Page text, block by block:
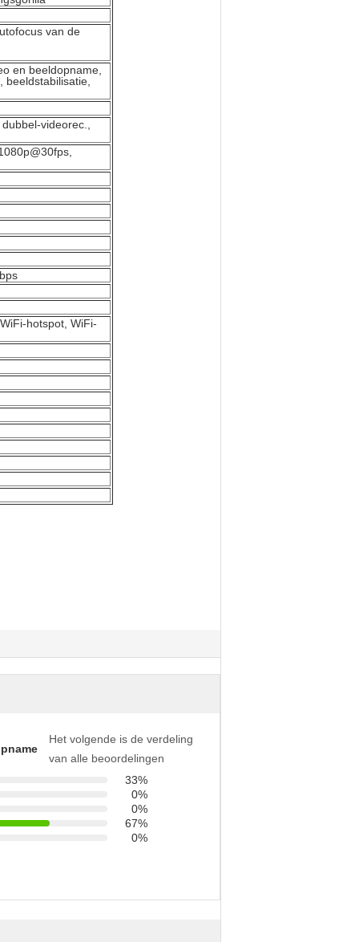
van de
en beeldopname,
videorec.,
hotspot, WiFi-
Het volgende is de verdeling
van alle beoordelingen
33%
0%
0%
67%
0%